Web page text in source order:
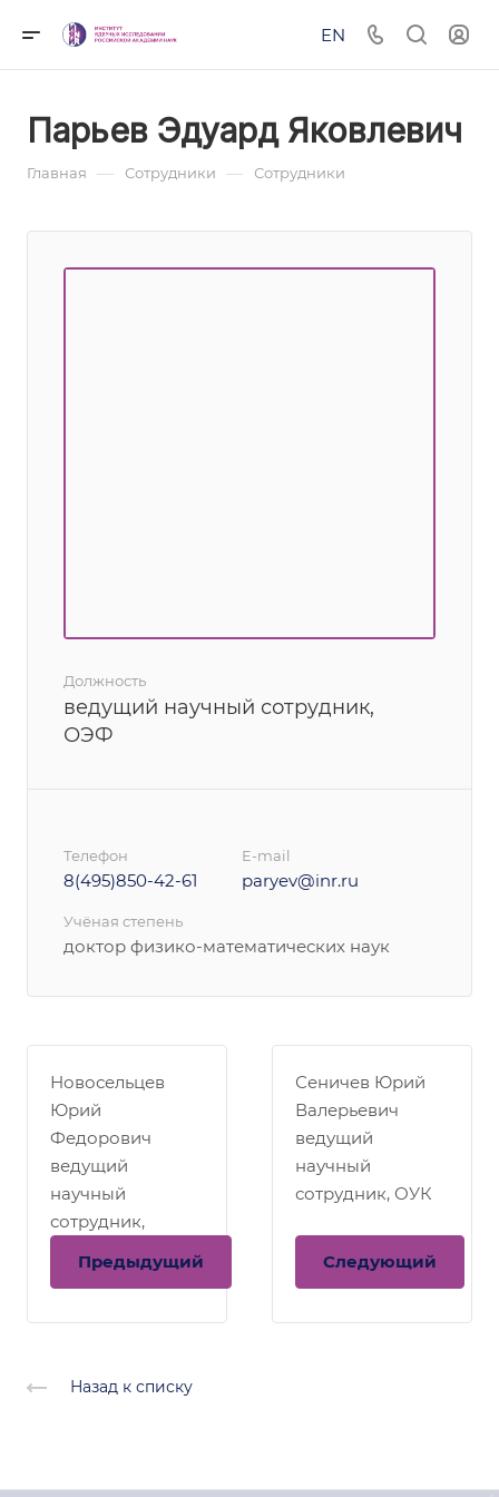
EN
Парьев Эдуард Яковлевич
Главная — Сотрудники — Сотрудники
Должность
ведущий научный сотрудник,
ОЭФ
Телефон
8(495)850-42-61
E-mail
paryev@inr.ru
Учёная степень
доктор физико-математических наук
Новосельцев
Юрий
Федорович
ведущий
научный
сотрудник,
Предыдущий
Сеничев Юрий
Валерьевич
ведущий
научный
сотрудник, ОУК
Следующий
Назад к списку